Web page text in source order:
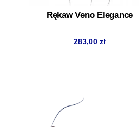
Rękaw Veno Elegance
283,00zł